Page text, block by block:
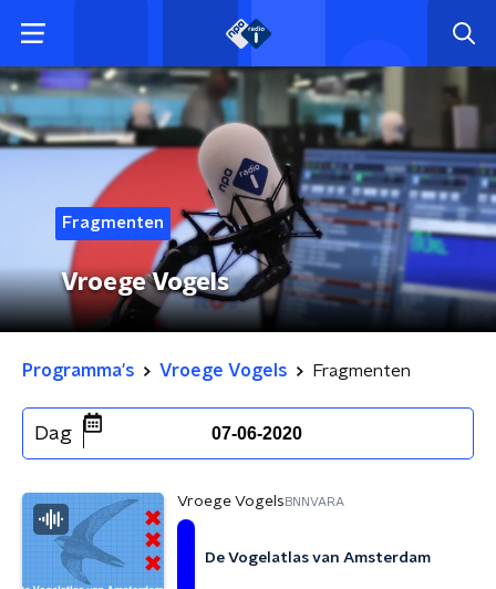
Fragmenten
Vroege Vogels
Programma's Vroege Vogels Fragmenten
Dag 07-06-2020
Vroege Vogels BNNVARA
De Vogelatlas van Amsterdam